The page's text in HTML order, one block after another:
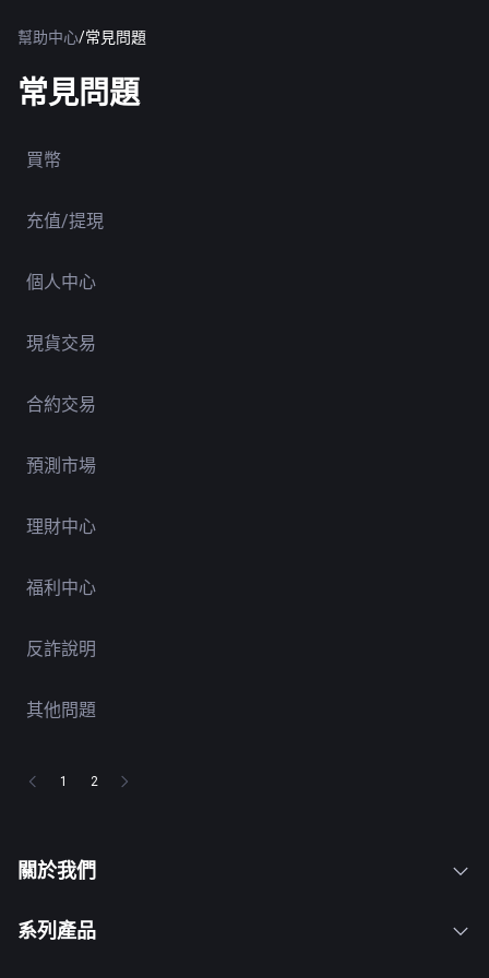
幫助中心/常見問題
常見問題
買幣
充值/提現
個人中心
現貨交易
合約交易
預測市場
理財中心
福利中心
反詐說明
其他問題
1 2
關於我們
系列產品